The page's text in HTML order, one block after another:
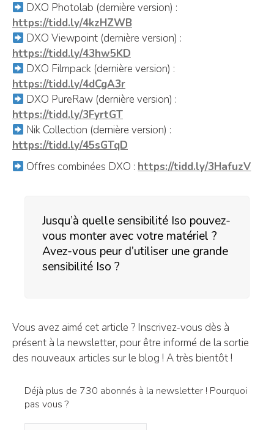
DXO Photolab (dernière version) :
https://tidd.ly/4kzHZWB
DXO Viewpoint (dernière version) :
https://tidd.ly/43hw5KD
DXO Filmpack (dernière version) :
https://tidd.ly/4dCgA3r
DXO PureRaw (dernière version) :
https://tidd.ly/3FyrtGT
Nik Collection (dernière version) :
https://tidd.ly/45sGTqD
Offres combinées DXO : https://tidd.ly/3HafuzV
Jusqu’à quelle sensibilité Iso pouvez-
vous monter avec votre matériel ?
Avez-vous peur d’utiliser une grande
sensibilité Iso ?
Vous avez aimé cet article ? Inscrivez-vous dès à
présent à la newsletter, pour être informé de la sortie
des nouveaux articles sur le blog ! A très bientôt !
Déjà plus de 730 abonnés à la newsletter ! Pourquoi
pas vous ?